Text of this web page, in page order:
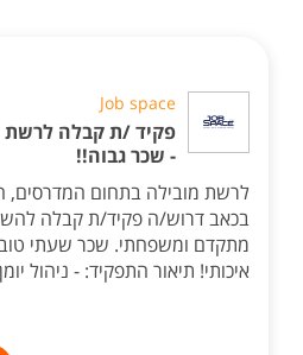
Job space
פקיד /ת קבלה לרשת
- שכר גבוה!!
לרשת מובילה בתחום המדרסים,
בכאב דרוש/ה פקיד/ת קבלה
מתקדם ומשפחתי. שכר שעתי
איכותי! תיאור התפקיד: - ניהול